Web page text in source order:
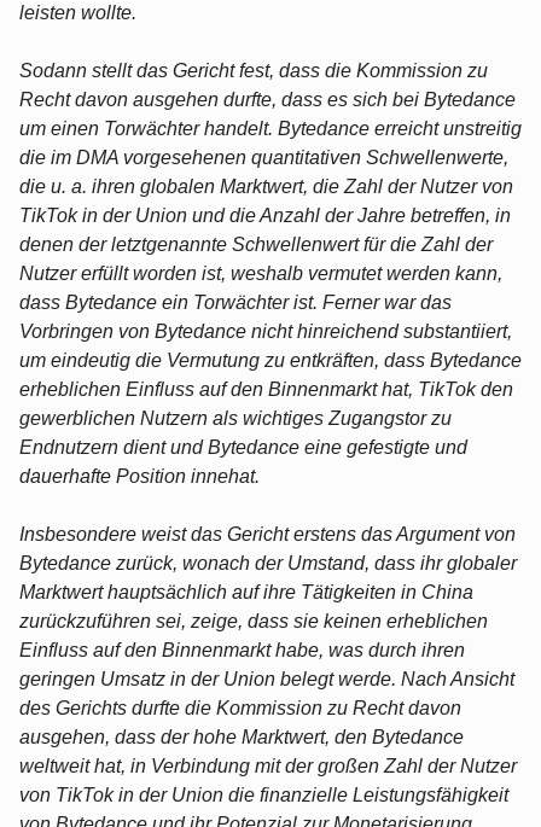
leisten wollte.
Sodann stellt das Gericht fest, dass die Kommission zu
Recht davon ausgehen durfte, dass es sich bei Bytedance
um einen Torwächter handelt. Bytedance erreicht unstreitig
die im DMA vorgesehenen quantitativen Schwellenwerte,
die u. a. ihren globalen Marktwert, die Zahl der Nutzer von
TikTok in der Union und die Anzahl der Jahre betreffen, in
denen der letztgenannte Schwellenwert für die Zahl der
Nutzer erfüllt worden ist, weshalb vermutet werden kann,
dass Bytedance ein Torwächter ist. Ferner war das
Vorbringen von Bytedance nicht hinreichend substantiiert,
um eindeutig die Vermutung zu entkräften, dass Bytedance
erheblichen Einfluss auf den Binnenmarkt hat, TikTok den
gewerblichen Nutzern als wichtiges Zugangstor zu
Endnutzern dient und Bytedance eine gefestigte und
dauerhafte Position innehat.
Insbesondere weist das Gericht erstens das Argument von
Bytedance zurück, wonach der Umstand, dass ihr globaler
Marktwert hauptsächlich auf ihre Tätigkeiten in China
zurückzuführen sei, zeige, dass sie keinen erheblichen
Einfluss auf den Binnenmarkt habe, was durch ihren
geringen Umsatz in der Union belegt werde. Nach Ansicht
des Gerichts durfte die Kommission zu Recht davon
ausgehen, dass der hohe Marktwert, den Bytedance
weltweit hat, in Verbindung mit der großen Zahl der Nutzer
von TikTok in der Union die finanzielle Leistungsfähigkeit